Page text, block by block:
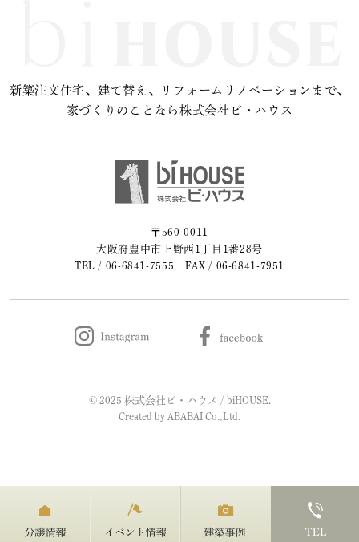
2023年08月 (2)
2023年04月 (2)
2023年03月 (3)
2023年02月 (2)
2022年09月 (2)
新築注文住宅、建て替え、リフォームリノベーションまで、
家づくりのことなら株式会社ビ・ハウス
〒560-0011
大阪府豊中市上野西1丁目1番28号
TEL / 06-6841-7555 FAX / 06-6841-7951
© 2025 株式会社ビ・ハウス / biHOUSE.
Created by ABABAI Co.,Ltd.